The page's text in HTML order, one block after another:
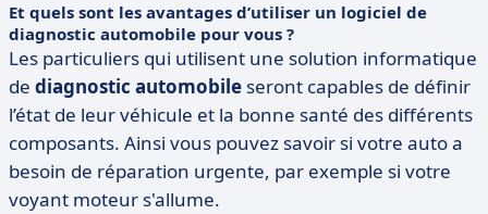
Et quels sont les avantages d’utiliser un logiciel de
diagnostic automobile pour vous ?
Les particuliers qui utilisent une solution informatique
de diagnostic automobile seront capables de définir
l’état de leur véhicule et la bonne santé des différents
composants. Ainsi vous pouvez savoir si votre auto a
besoin de réparation urgente, par exemple si votre
voyant moteur s'allume.